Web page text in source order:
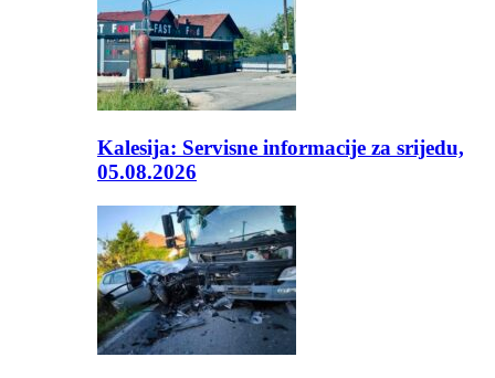
Kalesija: Servisne informacije za srijedu,
05.08.2026